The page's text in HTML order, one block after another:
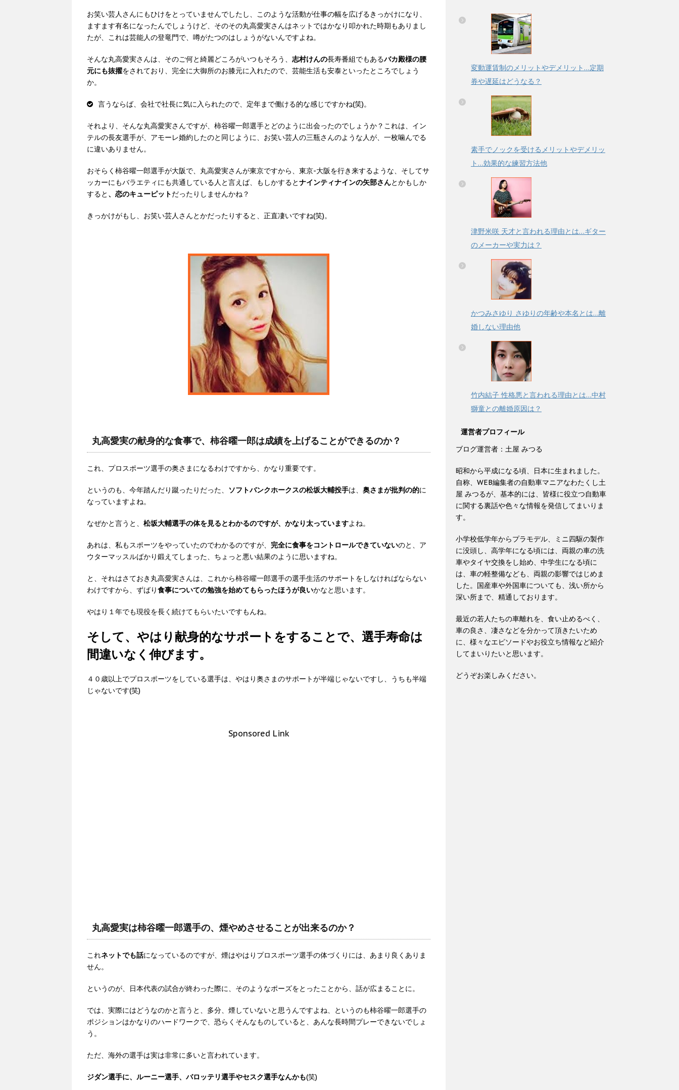
お笑い芸人さんにもひけをとっていませんでしたし、このような活動が仕事の幅を広げるきっかけになり、
ますます有名になったんでしょうけど、そのその丸高愛実さんはネットではかなり叩かれた時期もありまし
たが、これは芸能人の登竜門で、噂がたつのはしょうがないんですよね。
そんな丸高愛実さんは、そのご何と綺麗どころがいつもそろう、 志村けんの長寿番組でもあるバカ殿様の腰
元にも抜擢をされており、完全に大御所のお膝元に入れたので、芸能生活も安泰といったところでしょう
か。
言うならば、会社で社長に気に入られたので、定年まで働ける的な感じですかね(笑)。
それより、そんな丸高愛実さんですが、柿谷曜一郎選手とどのように出会ったのでしょうか？これは、イン
テルの長友選手が、アモーレ婚約したのと同じように、お笑い芸人の三瓶さんのような人が、一枚噛んでる
に違いありません。
おそらく柿谷曜一郎選手が大阪で、丸高愛実さんが東京ですから、東京-大阪を行き来するような、そしてサ
ッカーにもバラエティにも共通している人と言えば、もしかするとナインティナインの矢部さんとかもしか
すると 、恋のキューピットだったりしませんかね？
きっかけがもし、お笑い芸人さんとかだったりすると、正直凄いですね(笑)。
丸高愛実の献身的な食事で、柿谷曜一郎は成績を上げることができるのか？
これ、プロスポーツ選手の奥さまになるわけですから、かなり重要です。
というのも、今年踏んだり蹴ったりだった、 ソフトバンクホークスの松坂大輔投手は、 奥さまが批判の的に
なっていますよね。
なぜかと言うと、 松坂大輔選手の体を見るとわかるのですが、かなり太っていますよね。
あれは、私もスポーツをやっていたのでわかるのですが、 完全に食事をコントロールできていないのと、ア
ウターマッスルばかり鍛えてしまった、ちょっと悪い結果のように思いますね。
と、それはさておき丸高愛実さんは、これから柿谷曜一郎選手の選手生活のサポートをしなければならない
わけですから、ずばり食事についての勉強を始めてもらったほうが良いかなと思います。
やはり１年でも現役を長く続けてもらいたいですもんね。
そして、やはり献身的なサポートをすることで、選手寿命は
間違いなく伸びます。
４０歳以上でプロスポーツをしている選手は、やはり奥さまのサポートが半端じゃないですし、うちも半端
じゃないです(笑)
Sponsored Link
丸高愛実は柿谷曜一郎選手の、煙やめさせることが出来るのか？
これネットでも話になっているのですが、煙はやはりプロスポーツ選手の体づくりには、あまり良くありま
せん。
というのが、日本代表の試合が終わった際に、そのようなポーズをとったことから、話が広まることに。
では、実際にはどうなのかと言うと、多分、煙していないと思うんですよね、というのも柿谷曜一郎選手の
ポジションはかなりのハードワークで、恐らくそんなものしていると、あんな長時間プレーできないでしょ
う。
ただ、海外の選手は実は非常に多いと言われています。
ジダン選手に、ルーニー選手、バロッテリ選手やセスク選手なんかも(笑)
変動運賃制のメリットやデメリット…定期
券や遅延はどうなる？
素手でノックを受けるメリットやデメリッ
ト…効果的な練習方法他
津野米咲 天才と言われる理由とは…ギター
のメーカーや実力は？
かつみさゆり さゆりの年齢や本名とは…離
婚しない理由他
竹内結子 性格悪と言われる理由とは…中村
獅童との離婚原因は？
運営者プロフィール
ブログ運営者：土屋 みつる
昭和から平成になる頃、日本に生まれました。
自称、WEB編集者の自動車マニアなわたくし土
屋 みつるが、基本的には、皆様に役立つ自動車
に関する裏話や色々な情報を発信してまいりま
す。
小学校低学年からプラモデル、ミニ四駆の製作
に没頭し、高学年になる頃には、両親の車の洗
車やタイヤ交換をし始め、中学生になる頃に
は、車の軽整備なども、両親の影響ではじめま
した。国産車や外国車についても、浅い所から
深い所まで、精通しております。
最近の若人たちの車離れを、食い止めるべく、
車の良さ、凄さなどを分かって頂きたいため
に、様々なエピソードやお役立ち情報など紹介
してまいりたいと思います。
どうぞお楽しみください。